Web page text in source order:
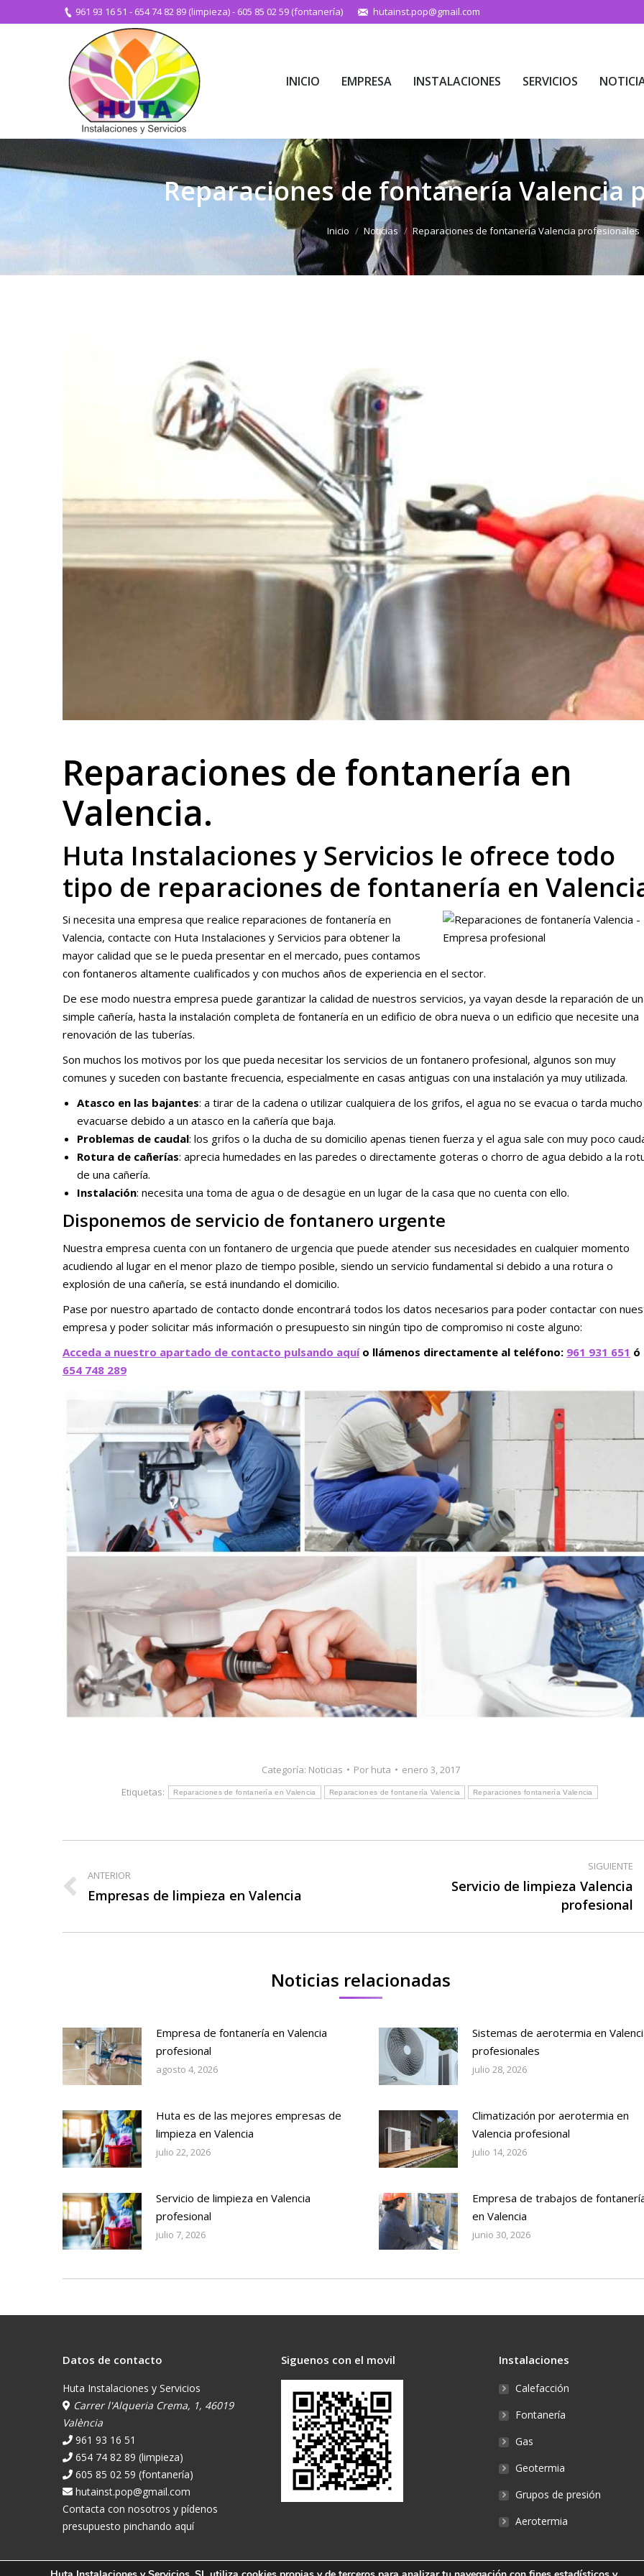
961 93 16 51 - 654 74 82 89 (limpieza)- 605 85 02 59 (fontanería) hutainst.pop@gmail.com
INICIO EMPRESA INSTALACIONES SERVICIOS
Reparaciones de fontanería Valencia
Inicio Noticias Reparaciones de fontanería Valencia profesionales
Reparaciones de fontanería en
Valencia.
Huta Instalaciones y Servicios le ofrece todo
tipo de reparaciones de fontanería en
Si necesita una empresa que realice reparaciones de fontanería en
Valencia, contacte con Huta Instalaciones y Servicios para obtener la
mayor calidad que se le pueda presentar en el mercado, pues contamos
con fontaneros altamente cualificados y con muchos años de experiencia en el sector.
De ese modo nuestra empresa puede garantizar la calidad de nuestros servicios, ya vayan desde la reparación de
simple cañería, hasta la instalación completa de fontanería en un edificio de obra nueva o un edificio que necesite una
renovación de las tuberías.
Son muchos los motivos por los que pueda necesitar los servicios de un fontanero profesional, algunos son muy
comunes y suceden con bastante frecuencia, especialmente en casas antiguas con una instalación ya muy utilizada.
Atasco en las bajantes: a tirar de la cadena o utilizar cualquiera de los grifos, el agua no se evacua o tarda
evacuarse debido a un atasco en la cañería que baja.
Problemas de caudal: los grifos o la ducha de su domicilio apenas tienen fuerza y el agua sale con muy poco
Rotura de cañerías: aprecia humedades en las paredes o directamente goteras o chorro de agua debido a la
de una cañería.
Instalación: necesita una toma de agua o de desagüe en un lugar de la casa que no cuenta con ello.
Disponemos de servicio de fontanero urgente
Nuestra empresa cuenta con un fontanero de urgencia que puede atender sus necesidades en cualquier momento
acudiendo al lugar en el menor plazo de tiempo posible, siendo un servicio fundamental si debido a una rotura o
explosión de una cañería, se está inundando el domicilio.
Pase por nuestro apartado de contacto donde encontrará todos los datos necesarios para poder contactar con
empresa y poder solicitar más información o presupuesto sin ningún tipo de compromiso ni coste alguno:
Acceda a nuestro apartado de contacto pulsando aquío llámenos directamente al teléfono: 961 931 651 ó
654 748 289
Categoría: Noticias Por huta
enero 3, 2017
Etiquetas:
Reparaciones de fontanería en Valencia Reparaciones de fontanería Valencia Reparaciones fontanería Valencia
entre
ANTERIOR
Publicación
Empresas de limpieza en Valencia
SIGUIENTE
Servicio de limpieza Valencia
profesional
Noticias relacionadas
Empresa de fontanería en Valencia
profesional
agosto 4, 2026
Sistemas de aerotermia en
profesionales
julio 28, 2026
Huta es de las mejores empresas de
limpieza en Valencia
julio 22, 2026
Climatización por aerotermia en
Valencia profesional
julio 14, 2026
Servicio de limpieza en Valencia
profesional
julio 7, 2026
Empresa de trabajos de
en Valencia
junio 30, 2026
Datos de contacto
Huta Instalaciones y Servicios
Carrer l'Alqueria Crema, 1, 46019
València
961 93 16 51
654 74 82 89 (limpieza)
605 85 02 59 (fontanería)
hutainst.pop@gmail.com
Contacta con nosotros y pídenos
presupuesto pinchando aquí
Siguenos con el movil Instalaciones
Calefacción
Fontanería
Gas
Geotermia
Grupos de presión
Aerotermia